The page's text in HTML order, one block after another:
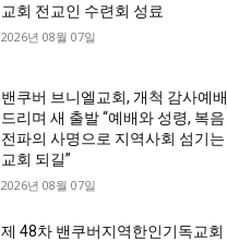
교회 전교인 수련회 성료
2026년 08월 07일
밴쿠버 브니엘교회, 개척 감사예배
드리며 새 출발 “예배와 성령, 복음
전파의 사명으로 지역사회 섬기는
교회 되길”
2026년 08월 07일
제 48차 밴쿠버지역한인기독교회